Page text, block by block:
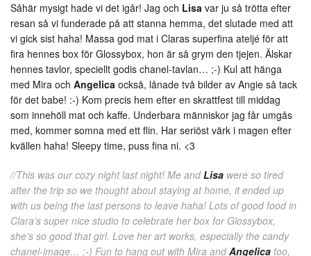
Såhär mysigt hade vi det igår! Jag och Lisa var ju så trötta efter
resan så vi funderade på att stanna hemma, det slutade med att
vi gick sist haha! Massa god mat i Claras superfina ateljé för att
fira hennes box för Glossybox, hon är så grym den tjejen. Älskar
hennes tavlor, speciellt godis chanel-tavlan… ;-) Kul att hänga
med Mira och Angelica också, lånade två bilder av Angie så tack
för det babe! :-) Kom precis hem efter en skrattfest till middag
som innehöll mat och kaffe. Underbara människor jag får umgås
med, kommer somna med ett flin. Har seriöst värk i magen efter
kvällen haha! Sleepy time, puss fina ni. <3
//This was our cozy night last night! Me andLisa were so tired
after the trip so we thought about staying at home, it ended up
with us being the last persons to leave haha! Lots of good food in
Clara’s super nice studio to celebrate her box for Glossybox,
she’s so good that girl. Love her art works, especially the candy
chanel-image… ;-) Fun to hang out with Mira andAngelica too,